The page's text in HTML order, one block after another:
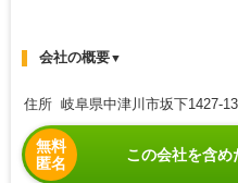
会社の概要▼
住所 岐阜県中津川市坂下1427-13
無料
匿名
この会社を含め